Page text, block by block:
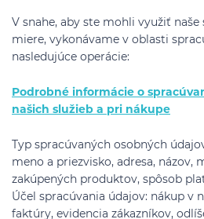
V snahe, aby ste mohli využiť naše
miere, vykonávame v oblasti
nasledujúce operácie:
Podrobné informácie o
našich služieb a pri nákupe
Typ spracúvaných osobných
meno a priezvisko, adresa, názov,
zakúpených produktov, spôsob
Účel spracúvania údajov: nákup v
faktúry, evidencia zákazníkov,